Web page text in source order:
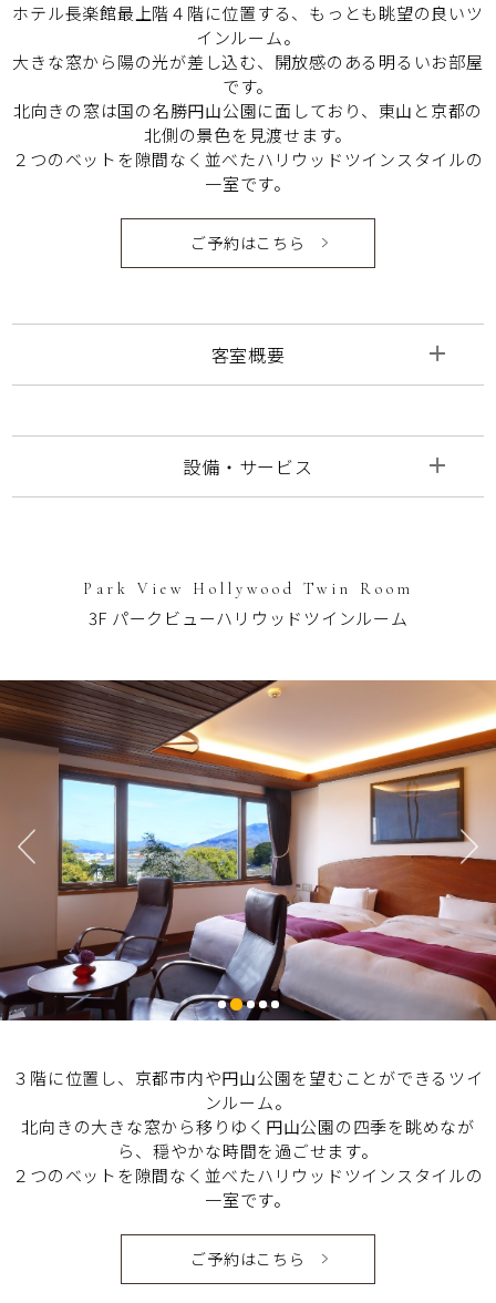
ホテル長楽館最上階４階に位置する、もっとも眺望の良いツ
インルーム。
大きな窓から陽の光が差し込む、開放感のある明るいお部屋
です。
北向きの窓は国の名勝円山公園に面しており、東山と京都の
北側の景色を見渡せます。
２つのベットを隙間なく並べたハリウッドツインスタイルの
一室です。
ご予約はこちら
客室概要
設備・サービス
Park View Hollywood Twin Room
3F パークビューハリウッドツインルーム
３階に位置し、京都市内や円山公園を望むことができるツイ
ンルーム。
北向きの大きな窓から移りゆく円山公園の四季を眺めなが
ら、穏やかな時間を過ごせます。
２つのベットを隙間なく並べたハリウッドツインスタイルの
一室です。
ご予約はこちら